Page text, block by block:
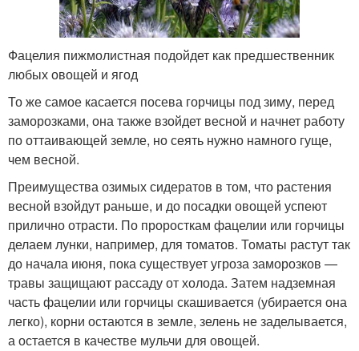
Фацелия пижмолистная подойдет как предшественник
любых овощей и ягод
То же самое касается посева горчицы под зиму, перед
заморозками, она также взойдет весной и начнет работу
по оттаивающей земле, но сеять нужно намного гуще,
чем весной.
Преимущества озимых сидератов в том, что растения
весной взойдут раньше, и до посадки овощей успеют
прилично отрасти. По проросткам фацелии или горчицы
делаем лунки, например, для томатов. Томаты растут так
до начала июня, пока существует угроза заморозков —
травы защищают рассаду от холода. Затем надземная
часть фацелии или горчицы скашивается (убирается она
легко), корни остаются в земле, зелень не заделывается,
а остается в качестве мульчи для овощей.